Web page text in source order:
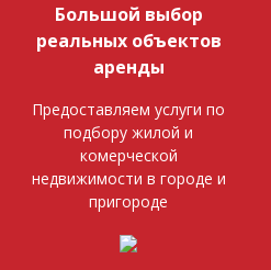
Большой выбор
реальных объектов
аренды
Предоставляем услуги по
подбору жилой и
комерческой
недвижимости в городе и
пригороде